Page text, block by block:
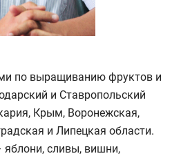
по выращиванию фруктов и
и Ставропольский
Крым, Воронежская,
и Липецкая области.
сливы, вишни,